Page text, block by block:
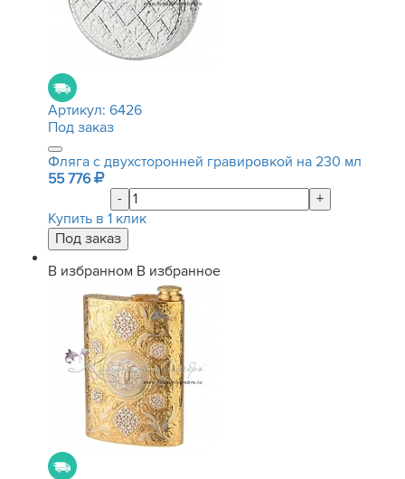
Артикул: 6426
Под заказ
Фляга с двухсторонней гравировкой на 230 мл
55 776
-
+
Купить в 1 клик
В избранном В избранное